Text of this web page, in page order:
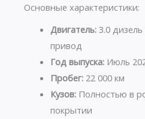
Основные характеристики:
Двигатель:3.0 дизель
привод
Год выпуска:Июль
Пробег:22 000 км
Кузов:Полностью в
покрытии